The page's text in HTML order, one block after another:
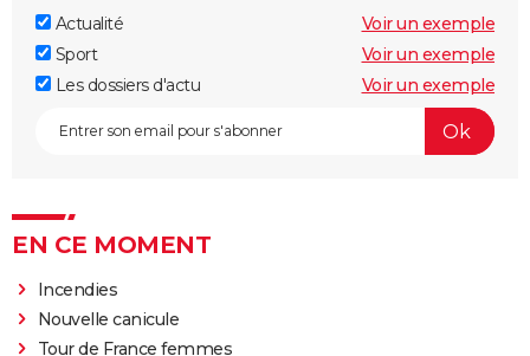
Actualité
Voir un exemple
Sport
Voir un exemple
Les dossiers d'actu
Voir un exemple
EN CE MOMENT
Incendies
Nouvelle canicule
Tour de France femmes